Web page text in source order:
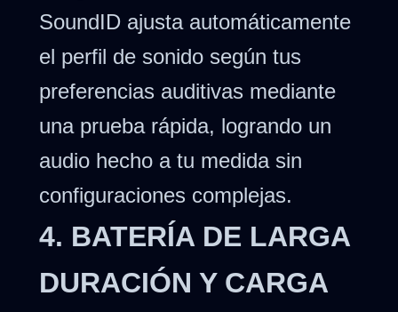
SoundID ajusta automáticamente
el perfil de sonido según tus
preferencias auditivas mediante
una prueba rápida, logrando un
audio hecho a tu medida sin
configuraciones complejas.
4. BATERÍA DE LARGA
DURACIÓN Y CARGA